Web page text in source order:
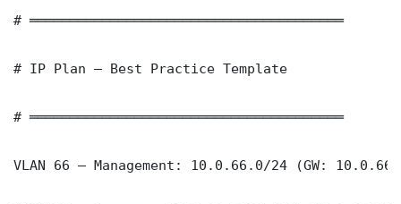
# ═══════════════════════════════════════
# IP Plan — Best Practice Template
# ═══════════════════════════════════════
VLAN 66 — Management: 10.0.66.0/24 (GW: